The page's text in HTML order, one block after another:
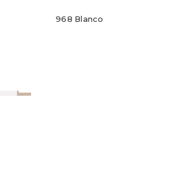
968 Blanco